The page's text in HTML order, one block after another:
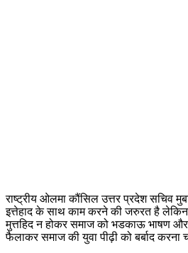
राष्ट्रीय ओलमा कौंसिल उत्तर प्रदेश सचिव
इत्तेहाद के साथ काम करने की जरुरत है लेकिन
मुत्तहिद न होकर समाज को भडकाऊ भाषण
फैलाकर समाज की युवा पीढ़ी को बर्बाद करना